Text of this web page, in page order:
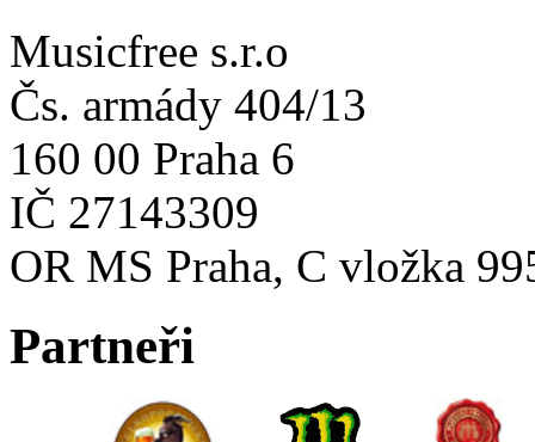
Musicfree s.r.o
Čs. armády 404/13
160 00 Praha 6
IČ 27143309
OR MS Praha, C vložka
Partneři